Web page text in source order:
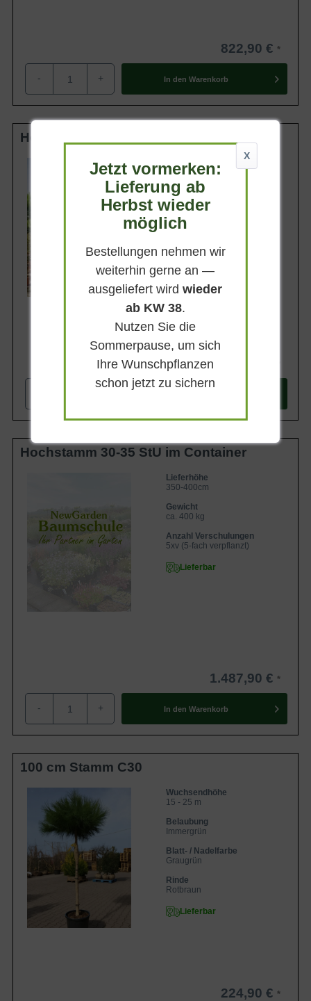
822,90 €
- + In den Warenkorb
Hochstamm 25-30 StU im Container
Lieferhöhe
320-370cm
Gewicht
ca. 150 kg
Anzahl Verschulungen
5xv (5-fach verpflanzt)
Lieferbar
1.147,90 €
Hochstamm 30-35 StU im Container
Lieferhöhe
350-400cm
Gewicht
ca. 400 kg
Anzahl Verschulungen
5xv (5-fach verpflanzt)
Lieferbar
1.487,90 €
- + In den Warenkorb
100 cm Stamm C30
Wuchsendhöhe
15 - 25 m
Belaubung
Immergrün
Blatt- / Nadelfarbe
Graugrün
Rinde
Rotbraun
Lieferbar
224,90 €
X
Jetzt vormerken:
Lieferung ab
Herbst wieder
möglich
Bestellungen nehmen wir
weiterhin gerne an —
ausgeliefert wirdwieder
ab KW 38.
Nutzen Sie die
Sommerpause, um sich
Ihre Wunschpflanzen
schon jetzt zu sichern